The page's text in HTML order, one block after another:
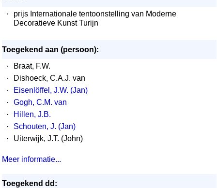
·
prijs Internationale tentoonstelling van Moderne
Decoratieve Kunst Turijn
Toegekend aan (persoon):
·
Braat, F.W.
·
Dishoeck, C.A.J. van
·
Eisenlöffel, J.W. (Jan)
·
Gogh, C.M. van
·
Hillen, J.B.
·
Schouten, J. (Jan)
·
Uiterwijk, J.T. (John)
Meer informatie...
Toegekend dd: